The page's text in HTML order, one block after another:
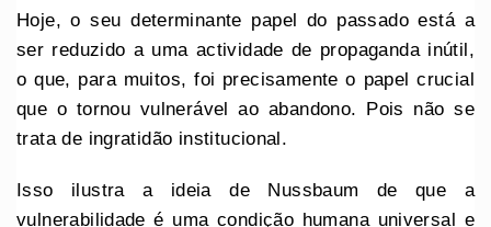
Hoje, o seu determinante papel do passado está a
ser reduzido a uma actividade de propaganda inútil,
o que, para muitos, foi precisamente o papel crucial
que o tornou vulnerável ao abandono. Pois não se
trata de ingratidão institucional.
Isso ilustra a ideia de Nussbaum de que a
vulnerabilidade é uma condição humana universal e